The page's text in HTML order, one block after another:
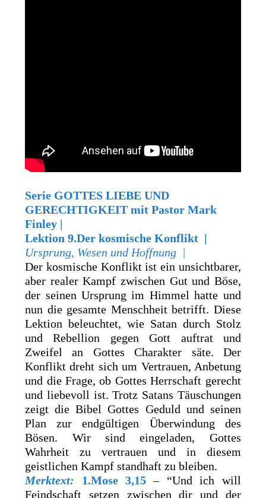
Serie GOTTES LIEBE UND
GERECHTIGKEIT mit Pastor Mark
Finley |
Lektion 9.Der kosmische Konflikt |
Ursprung, Wesen und Hoffnung |
Der kosmische Konflikt ist ein unsichtbarer,
aber realer Kampf zwischen Gut und Böse,
der seinen Ursprung im Himmel hatte und
nun die gesamte Menschheit betrifft. Diese
Lektion beleuchtet, wie Satan durch Stolz
und Rebellion gegen Gott auftrat und
Zweifel an Gottes Charakter säte. Der
Konflikt dreht sich um Vertrauen, Anbetung
und die Frage, ob Gottes Herrschaft gerecht
und liebevoll ist. Trotz Satans Täuschungen
zeigt die Bibel Gottes Geduld und seinen
Plan zur endgültigen Überwindung des
Bösen. Wir sind eingeladen, Gottes
Wahrheit zu vertrauen und in diesem
geistlichen Kampf standhaft zu bleiben.
Merktext: 1.Mose 3,15– “Und ich will
Feindschaft setzen zwischen dir und der